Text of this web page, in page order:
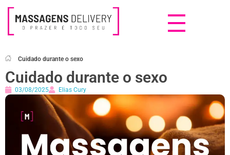
Cuidado durante o sexo
Cuidado durante o sexo
03/08/2025 Elias Cury